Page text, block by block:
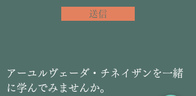
送信
​アーユルヴェーダ・チネイザンを一緒
に学んでみませんか。